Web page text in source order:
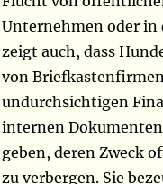
Unternehmen oder in
zeigt auch, dass
von
undurchsichtigen
internen
geben, deren Zweck
zu verbergen. Sie